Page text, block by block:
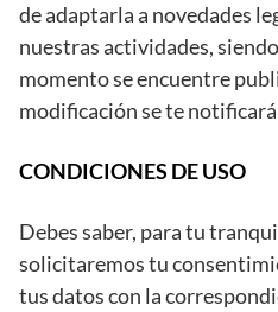
de adaptarla a novedades
nuestras actividades,
momento se encuentre
modificación se te
CONDICIONES DE USO
Debes saber, para tu
solicitaremos tu
tus datos con la